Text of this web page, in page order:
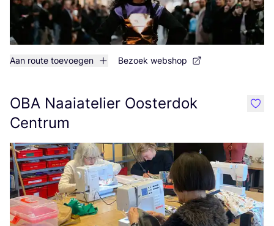
Aan route toevoegen Bezoek webshop
OBA Naaiatelier Oosterdok
Centrum
like